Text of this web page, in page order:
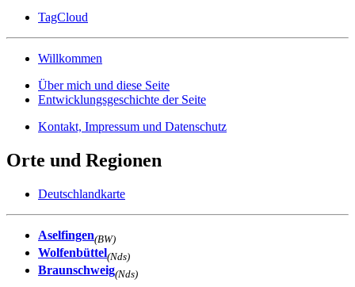
TagCloud
Willkommen
Über mich und diese Seite
Entwicklungsgeschichte der Seite
Kontakt, Impressum und Datenschutz
Orte und Regionen
Deutschlandkarte
Aselfingen(BW)
Wolfenbüttel(Nds)
Braunschweig(Nds)